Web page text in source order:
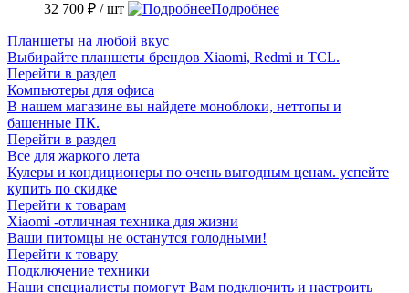
32 700 ₽ / шт Подробнее
Планшеты на любой вкус
Выбирайте планшеты брендов Xiaomi, Redmi и TCL.
Перейти в раздел
Компьютеры для офиса
В нашем магазине вы найдете моноблоки, неттопы и
башенные ПК.
Перейти в раздел
Все для жаркого лета
Кулеры и кондиционеры по очень выгодным ценам. успейте
купить по скидке
Перейти к товарам
Xiaomi -отличная техника для жизни
Ваши питомцы не останутся голодными!
Перейти к товару
Подключение техники
Наши специалисты помогут Вам подключить и настроить